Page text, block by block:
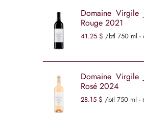
Domaine Virgile
Rouge 2021
41 25 $ /btl 750 ml -
Domaine Virgile
Rosé 2024
28 15 $ /btl 750 ml -